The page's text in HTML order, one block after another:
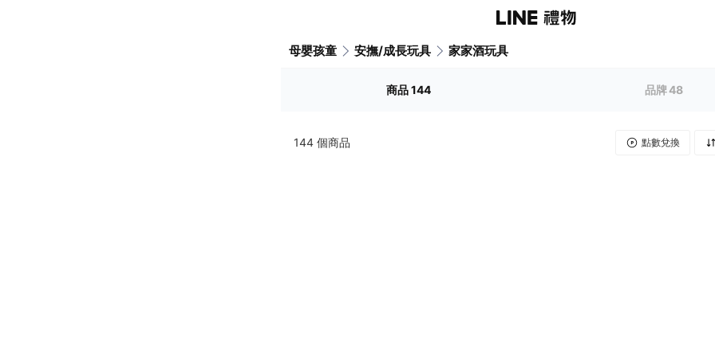
母嬰孩童 安撫/成長玩具 家家酒玩具
商品144 品牌48
144 個商品 點數兌換